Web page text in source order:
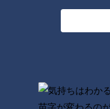
珠玉のフルーツがランチで